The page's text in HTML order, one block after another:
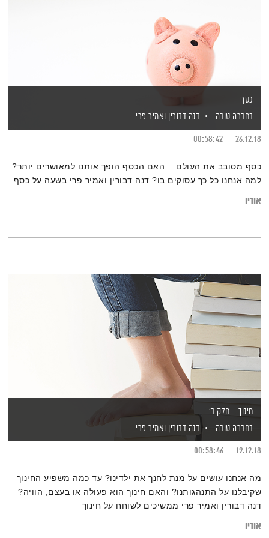
כסף
בחברה טובה
דנה דבורין ואמיר פרי
26.12.18
00:58:42
כסף מסובב את העולם… האם הכסף הופך אותנו למאושרים יותר?
למה אנחנו כל כך עסוקים בו? דנה דבורין ואמיר פרי בשעה על כסף
אודיו
חינוך – חלק ב'
בחברה טובה
דנה דבורין ואמיר פרי
19.12.18
00:58:46
מה אנחנו עושים על מנת לחנך את ילדינו? עד כמה משפיע החינוך
שקיבלנו על התנהגותנו? והאם חינוך הוא פעולה או בעצם, הוויה?
דנה דבורין ואמיר פרי ממשיכים לשוחח על חינוך
אודיו